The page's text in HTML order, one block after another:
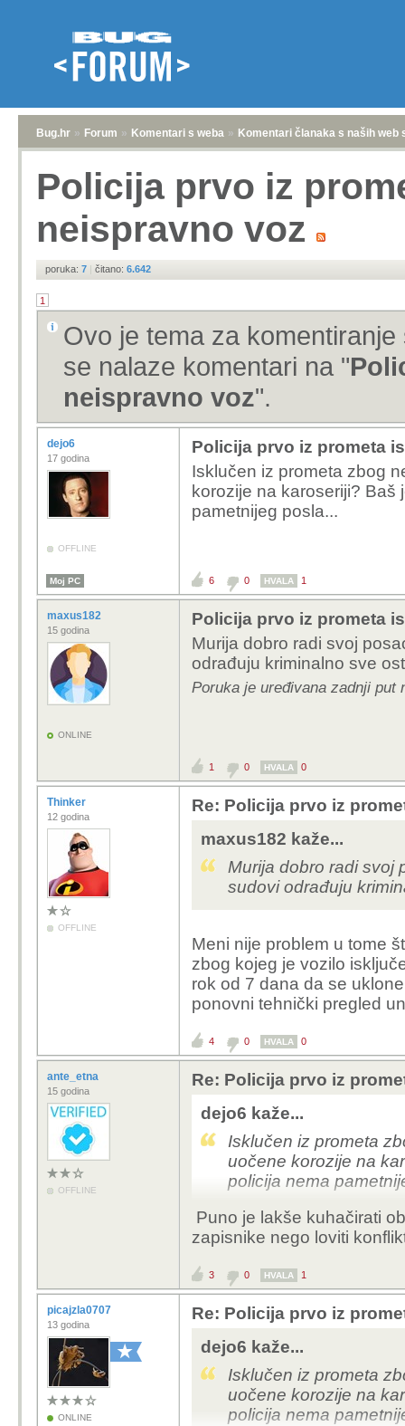
Bug.hr » Forum » Komentari s weba » Komentari članaka s naših web
Policija prvo iz
neispravno voz
poruka: 7 | čitano: 6.642
1
Ovo je tema za
se nalaze komentari na "
neispravno voz".
dejo6
17 godina
OFFLINE
Policija prvo iz prometa
Isklučen iz prometa zbog
korozije na karoseriji? Baš
pametnijeg posla...
Moj PC 6 0 HVALA 1
maxus182
15 godina
ONLINE
Policija prvo iz prometa
Murija dobro radi svoj
odrađuju kriminalno sve
Poruka je uređivana zadnji put
1 0 HVALA 0
Thinker
12 godina
OFFLINE
Re: Policija prvo iz
maxus182 kaže...
Murija dobro radi svoj
sudovi odrađuju
Meni nije problem u tome
zbog kojeg je vozilo
rok od 7 dana da se
ponovni tehnički pregled
4 0 HVALA 0
ante_etna
15 godina
OFFLINE
Re: Policija prvo iz
dejo6 kaže...
Isklučen iz prometa
uočene korozije na
policija nema
Puno je lakše kuhačirati
zapisnike nego loviti
3 0 HVALA 1
picajzla0707
13 godina
ONLINE
Re: Policija prvo iz
dejo6 kaže...
Isklučen iz prometa
uočene korozije na
policija nema